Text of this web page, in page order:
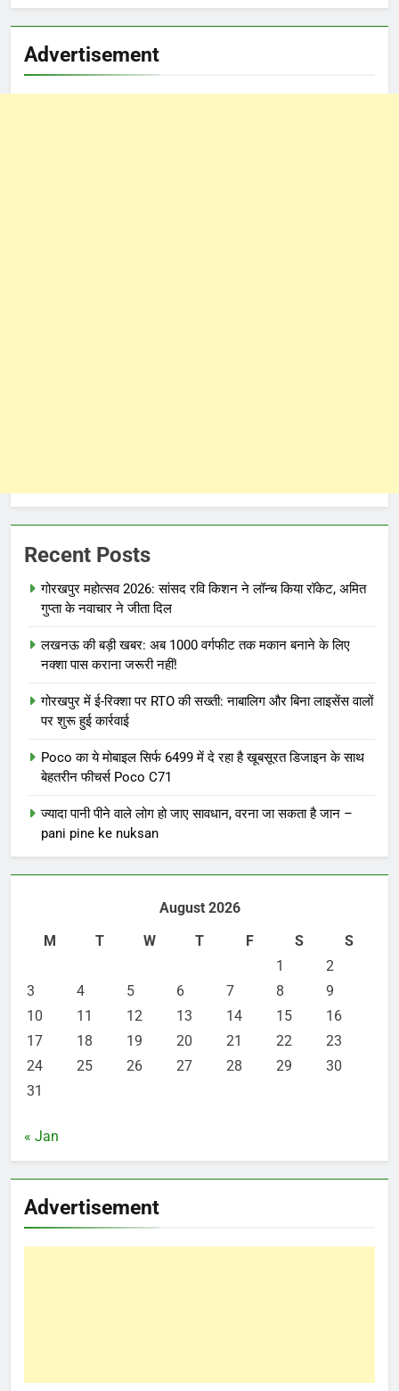
Advertisement
Recent Posts
गोरखपुर महोत्सव 2026: सांसद रवि किशन ने लॉन्च किया रॉकेट, अमित
गुप्ता के नवाचार ने जीता दिल
लखनऊ की बड़ी खबर: अब 1000 वर्गफीट तक मकान बनाने के लिए
नक्शा पास कराना जरूरी नहीं!
गोरखपुर में ई-रिक्शा पर RTO की सख्ती: नाबालिग और बिना लाइसेंस वालों
पर शुरू हुई कार्रवाई
Poco का ये मोबाइल सिर्फ 6499 में दे रहा है खूबसूरत डिजाइन के साथ
बेहतरीन फीचर्स Poco C71
ज्यादा पानी पीने वाले लोग हो जाए सावधान, वरना जा सकता है जान –
pani pine ke nuksan
August 2026
M
T W T F S
S
1
2
3
4 5 6 7 8
9
10
11 12 13 14 15
16
17
18 19 20 21 22
23
24
25 26 27 28 29
30
31
« Jan
Advertisement